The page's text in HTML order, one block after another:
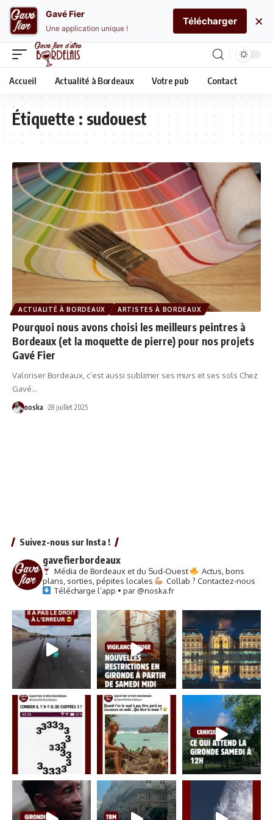
Accueil Actualité à Bordeaux Votre pub Contact
Étiquette :sudouest
ACTUALITÉ À BORDEAUX ARTISTES À BORDEAUX
Pourquoi nous avons choisi les meilleurs peintres à
Bordeaux (et la moquette de pierre) pour nos projets
Gavé Fier
Valoriser Bordeaux, c’est aussi sublimer ses murs et ses sols Chez
Gavé…
noska 28 juillet 2025
Suivez-nous sur Insta !
gavefierbordeaux
Média de Bordeaux et du Sud-Ouest
Actus, bons
plans, sorties, pépites locales
Collab ? Contactez-nous
Télécharge l’app • par @noska.fr
Gavé Fier
Une application unique !
Télécharger ×